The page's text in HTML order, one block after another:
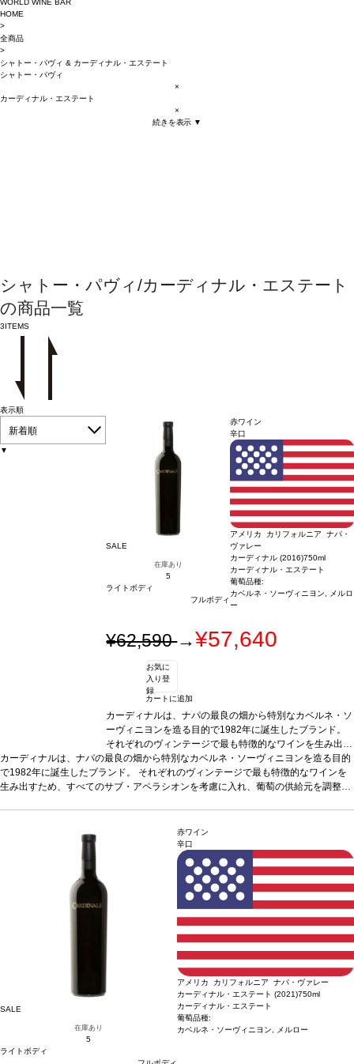
WORLD WINE BAR
HOME
>
全商品
>
シャトー・パヴィ & カーディナル・エステート
シャトー・パヴィ
×
カーディナル・エステート
×
続きを表示 ▼
シャトー・パヴィ/カーディナル・エステート
の商品一覧
3ITEMS
表示順
新着順
▼
SALE
在庫あり
5
ライトボディ
フルボディ
赤ワイン
辛口
アメリカ カリフォルニア ナパ・
ヴァレー
カーディナル (2016)750ml
カーディナル・エステート
葡萄品種:
カベルネ・ソーヴィニヨン, メルロ
ー
¥62,590→¥57,640
お気に
入り登
録
カートに追加
カーディナルは、ナパの最良の畑から特別なカベルネ・ソ
ーヴィニヨンを造る目的で1982年に誕生したブランド。
それぞれのヴィンテージで最も特徴的なワインを生み出す
ため、すべてのサブ・アペラシオンを考慮に入れ、葡萄の
供給元を調整します。2001年からワインメーカーを務め
るクリストファー・カーペ ンターの芸 術的な感性が、各
ブレンディングは高く評価され、2024年にはマスター・
ワインメーカー・オブ・ザ・イヤーに選出されました。
テイスティングノート2016年ヴィンテージは、ブラック
ベリー、ダークチェリー、ブルーベリーパイ、モカ、スレ
ート、石墨、トーストしたバニラが見事に混ざり合う、魅
葡萄品種カベルネ・ソーヴィニヨン 88.
9%、メルロー 11.1%
カーディナルは、ナパの最良の畑から特別なカベルネ・ソーヴィニヨンを造る目的
で1982年に誕生したブランド。 それぞれのヴィンテージで最も特徴的なワインを
生み出すため、すべてのサブ・アペラシオンを考慮に入れ、葡萄の供給元を調整し
ワインに仕上げます。 クリストファーの丹念なブレンディングは高く評価され、2
024年にはマスター・ワインメーカー・オブ・ザ・イヤーに選出されました。
2016年ヴィンテージは、ブラックベリー、ダークチェリー、ブ
ルーベリーパイ、モカ、スレート、石墨、トーストしたバニラが見事に混ざり合
う、魅惑的な逸品。
葡萄品種 カベルネ・ソーヴィニヨン 88.9%、メルロー 11.1%
SALE
在庫あり
5
ライトボディ
赤ワイン
辛口
アメリカ カリフォルニア ナパ・ヴァレー
カーディナル・エステート (2021)750ml
カーディナル・エステート
葡萄品種:
カベルネ・ソーヴィニヨン, メルロー